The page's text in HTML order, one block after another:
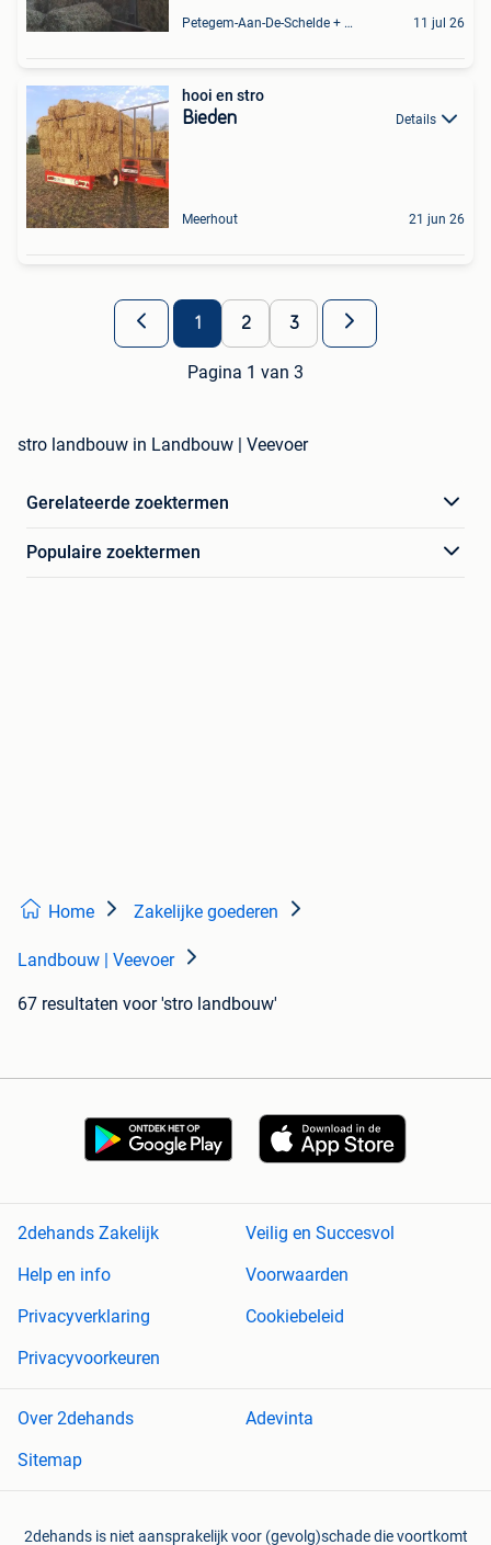
Petegem-Aan-De-Schelde + Deel Van Oudenaarde 11 jul 26
hooi en stro
Bieden Details
Meerhout 21 jun 26
1 2 3
Pagina 1 van 3
stro landbouw in Landbouw | Veevoer
Gerelateerde zoektermen
Populaire zoektermen
Home Zakelijke goederen
Landbouw | Veevoer
67 resultaten voor 'stro landbouw'
2dehands Zakelijk
Veilig en Succesvol
Help en info
Voorwaarden
Privacyverklaring
Cookiebeleid
Privacyvoorkeuren
Over 2dehands
Adevinta
Sitemap
2dehands is niet aansprakelijk voor (gevolg)schade die voortkomt